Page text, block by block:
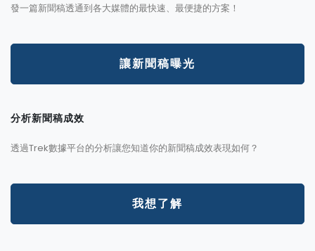
發一篇新聞稿透通到各大媒體的最快速、最便捷的方案！
讓新聞稿曝光
分析新聞稿成效
透過Trek數據平台的分析讓您知道你的新聞稿成效表現如何？
我想了解